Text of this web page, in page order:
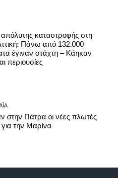
απόλυτης καταστροφής στη
Πάνω από 132.000
έγιναν στάχτη – Κάηκαν
περιουσίες
στην Πάτρα οι νέες πλωτές
για την Μαρίνα